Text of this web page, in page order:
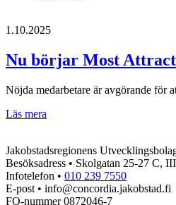
1.10.2025
Nu börjar Most
Nöjda medarbetare är avgörande för
Läs mera
Attractive
Place
to
Work-
tävlingen
Jakobstadsregionens
Besöksadress • Skolgatan 25-27 C,
Infotelefon • 010 239 7550
E-post • info@concordia.jakobstad.fi
FO-nummer 0872046-7